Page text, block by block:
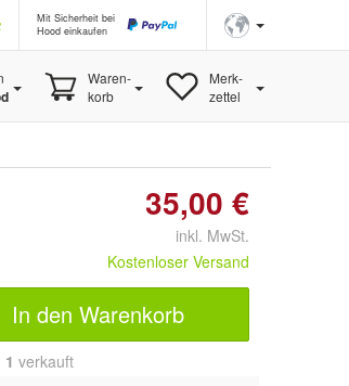
Mit Sicherheit bei
Hood einkaufen
Waren-
korb
Merk-
zettel
35,00 €
inkl. MwSt.
Kostenloser Versand
In den Warenkorb
1 verkauft